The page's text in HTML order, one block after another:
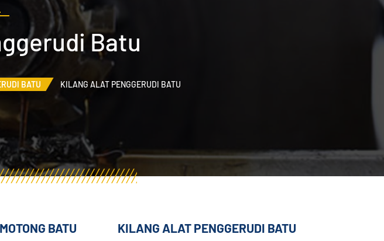
Batu
BATU KILANG ALAT PENGGERUDI BATU
BATU KILANG ALAT PENGGERUDI BATU